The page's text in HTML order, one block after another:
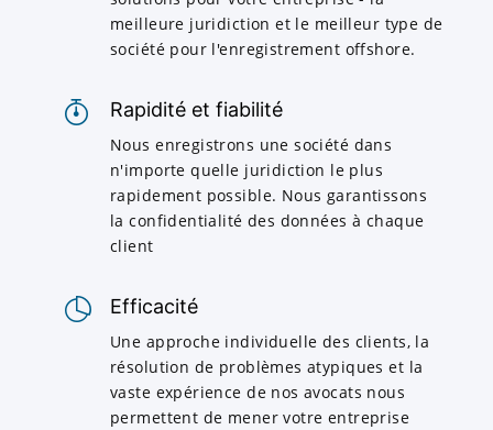
meilleure juridiction et le meilleur type de
société pour l'enregistrement offshore.
Rapidité et fiabilité
Nous enregistrons une société dans
n'importe quelle juridiction le plus
rapidement possible. Nous garantissons
la confidentialité des données à chaque
client
Efficacité
Une approche individuelle des clients, la
résolution de problèmes atypiques et la
vaste expérience de nos avocats nous
permettent de mener votre entreprise